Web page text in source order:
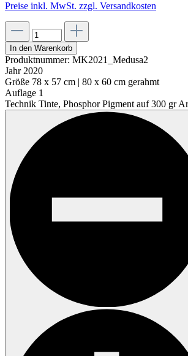
Preise inkl. MwSt. zzgl. Versandkosten
In den Warenkorb
Produktnummer: MK2021_Medusa2
Jahr 2020
Größe 78 x 57 cm | 80 x 60 cm gerahmt
Auflage 1
Technik Tinte, Phosphor Pigment auf 300 gr